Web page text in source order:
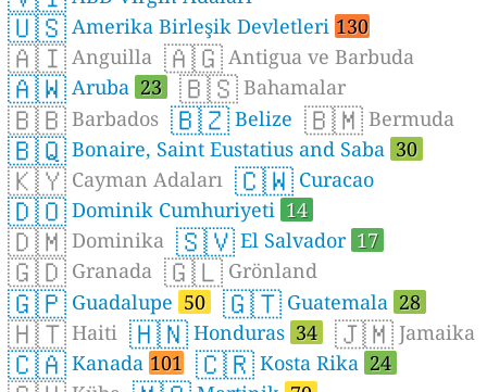
🇺🇸 Amerika Birleşik Devletleri 130
🇦🇮 Anguilla 🇦🇬 Antigua ve Barbuda
🇦🇼 Aruba 23 🇧🇸 Bahamalar
🇧🇧 Barbados 🇧🇿 Belize 🇧🇲 Bermuda
🇧🇶 Bonaire, Saint Eustatius and Saba 30
🇰🇾 Cayman Adaları 🇨🇼 Curacao
🇩🇴 Dominik Cumhuriyeti 14
🇩🇲 Dominika 🇸🇻 El Salvador 17
🇬🇩 Granada 🇬🇱 Grönland
🇬🇵 Guadalupe 50 🇬🇹 Guatemala 28
🇭🇹 Haiti 🇭🇳 Honduras 34 🇯🇲 Jamaika
🇨🇦 Kanada 101 🇨🇷 Kosta Rika 24